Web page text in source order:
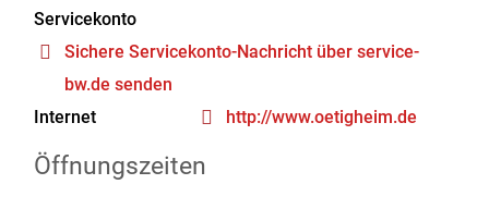
Servicekonto
Sichere Servicekonto-Nachricht über service-
bw.de senden
Internet
http://www.oetigheim.de
Öffnungszeiten